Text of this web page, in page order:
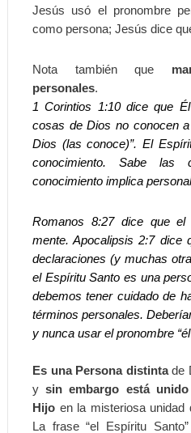
Jesús usó el pronombre
como persona; Jesús dice
Nota también que
personales.
1 Corintios 1:10 dice que
cosas de Dios no conocen
Dios (las conoce)”. El
conocimiento. Sabe
conocimiento implica
Romanos 8:27 dice que
mente. Apocalipsis 2:7 dice
declaraciones (y muchas
el Espíritu Santo es una
debemos tener cuidado de
términos personales.
y nunca usar el pronombre
Es una Persona distintade
ysin embargo está unido
Hijoen la misteriosa unidad
La frase “el Espíritu